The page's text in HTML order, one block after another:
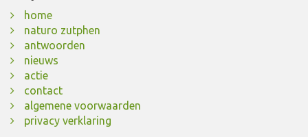
home
naturo zutphen
antwoorden
nieuws
actie
contact
algemene voorwaarden
privacy verklaring